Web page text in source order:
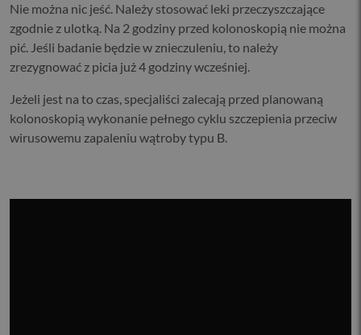
Nie można nic jeść. Należy stosować leki przeczyszczające
zgodnie z ulotką. Na 2 godziny przed kolonoskopią nie można
pić. Jeśli badanie będzie w znieczuleniu, to należy
zrezygnować z picia już 4 godziny wcześniej.
Jeżeli jest na to czas, specjaliści zalecają przed planowaną
kolonoskopią wykonanie pełnego cyklu szczepienia przeciw
wirusowemu zapaleniu wątroby typu B.